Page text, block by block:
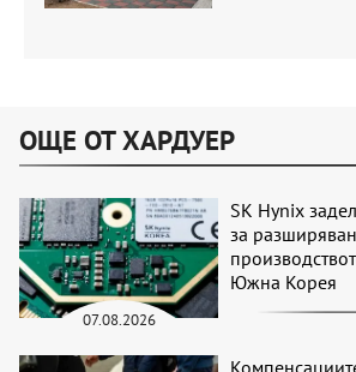
ОЩЕ ОТ ХАРДУЕР
07.08.2026
SK Hynix
за
Южна Корея